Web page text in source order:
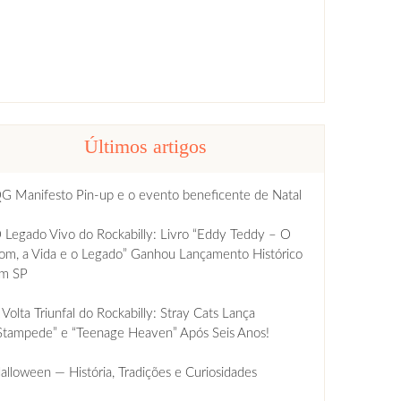
Últimos artigos
Manifesto Pin-up e o evento beneficente de Natal
Legado Vivo do Rockabilly: Livro “Eddy Teddy – O
a Vida e o Legado” Ganhou Lançamento Histórico
SP
Volta Triunfal do Rockabilly: Stray Cats Lança
e “Teenage Heaven” Após Seis Anos!
— História, Tradições e Curiosidades